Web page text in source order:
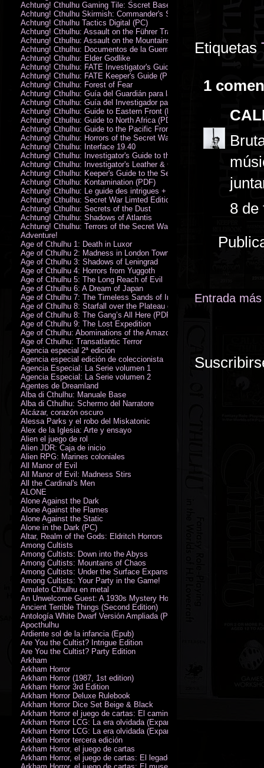
Etiquetas
1
8 de
Entrada
Achtung! Cthulhu Gaming Tile: Sscret Base & Icy Ruins
Achtung! Cthulhu Skirmish: Commander's Set
Achtung! Cthulhu Tactics Digital (PC)
Achtung! Cthulhu: Assault on the Führer Train
Achtung! Cthulhu: Assault on the Mountains of Madness
Achtung! Cthulhu: Documentos de la Guerra Secreta
Achtung! Cthulhu: Elder Godlike
Achtung! Cthulhu: FATE Investigator's Guide (PDF)
Achtung! Cthulhu: FATE Keeper's Guide (PDF)
Achtung! Cthulhu: Forest of Fear
Achtung! Cthulhu: Guía del Guardián para la Guerra Secreta
Achtung! Cthulhu: Guía del Investigador para la Guerra Secreta
Achtung! Cthulhu: Guide to Eastern Front (PDF)
Achtung! Cthulhu: Guide to North Africa (PDF)
Achtung! Cthulhu: Guide to the Pacific Front
Achtung! Cthulhu: Horrors of the Secret War
Achtung! Cthulhu: Interface 19.40
Achtung! Cthulhu: Investigator's Guide to the Secret War
Achtung! Cthulhu: Investigator's Leather & Canvas Bag
Achtung! Cthulhu: Keeper's Guide to the Secret War
Achtung! Cthulhu: Kontamination (PDF)
Achtung! Cthulhu: Le guide des intrigues + ecran
Achtung! Cthulhu: Secret War Limted Edition Book
Achtung! Cthulhu: Secrets of the Dust
Achtung! Cthulhu: Shadows of Atlantis
Achtung! Cthulhu: Terrors of the Secret War
Adventure!
Age of Cthulhu 1: Death in Luxor
Age of Cthulhu 2: Madness in London Town
Age of Cthulhu 3: Shadows of Leningrad
Age of Cthulhu 4: Horrors from Yuggoth
Age of Cthulhu 5: The Long Reach of Evil
Age of Cthulhu 6: A Dream of Japan
Age of Cthulhu 7: The Timeless Sands of India
Age of Cthulhu 8: Starfall over the Plateau of Leng
Age of Cthulhu 8: The Gang’s All Here (PDF)
Age of Cthulhu 9: The Lost Expedition
Age of Cthulhu: Abominations of the Amazon
Age of Cthulhu: Transatlantic Terror
Agencia especial 2ª edición
Agencia especial edición de coleccionista
Agencia Especial: La Serie volumen 1
Agencia Especial: La Serie volumen 2
Agentes de Dreamland
Alba di Cthulhu: Manuale Base
Alba di Cthulhu: Schermo del Narratore
Alcázar, corazón oscuro
Alessa Parks y el robo del Miskatonic
Álex de la Iglesia: Arte y ensayo
Alien el juego de rol
Alien JDR: Caja de inicio
Alien RPG: Marines coloniales
All Manor of Evil
All Manor of Evil: Madness Stirs
All the Cardinal's Men
ALONE
Alone Against the Dark
Alone Against the Flames
Alone Against the Static
Alone in the Dark (PC)
Altar, Realm of the Gods: Eldritch Horrors
Among Cultists
Among Cultists: Down into the Abyss
Among Cultists: Mountains of Chaos
Among Cultists: Under the Surface Expansion
Among Cultists: Your Party in the Game!
Amuleto Cthulhu en metal
An Unwelcome Guest: A 1930s Mystery Horror Adventure RPG
Ancient Terrible Things (Second Edition)
Antología White Dwarf Versión Ampliada (PDF)
Apocthulhu
Ardiente sol de la infancia (Epub)
Are You the Cultist? Intrigue Edition
Are You the Cultist? Party Edition
Arkham
Arkham Horror
Arkham Horror (1987, 1st edition)
Arkham Horror 3rd Edition
Arkham Horror Deluxe Rulebook
Arkham Horror Dice Set Beige & Black
Arkham Horror el juego de cartas: El camino a Carcosa - Exp.
Arkham Horror LCG: La era olvidada (Expansión de campaña)
Arkham Horror LCG: La era olvidada (Expansión de investigadores)
Arkham Horror tercera edición
Arkham Horror, el juego de cartas
Arkham Horror, el juego de cartas: El legado de Dunwich expansión